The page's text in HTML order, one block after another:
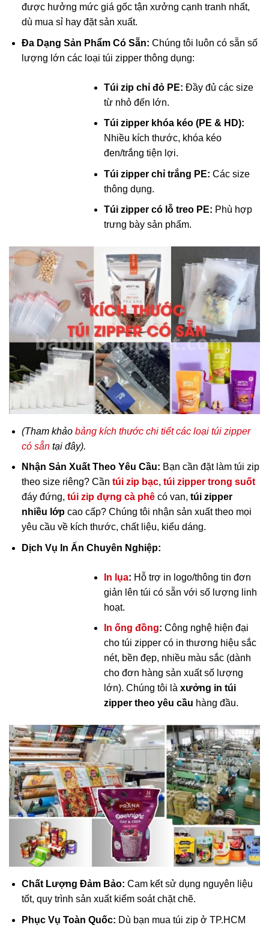
được hưởng mức giá gốc tận xưởng cạnh tranh nhất,
dù mua sỉ hay đặt sản xuất.
Đa Dạng Sản Phẩm Có Sẵn: Chúng tôi luôn có sẵn số
lượng lớn các loại túi zipper thông dụng:
Túi zip chỉ đỏ PE: Đầy đủ các size
từ nhỏ đến lớn.
Túi zipper khóa kéo (PE & HD):
Nhiều kích thước, khóa kéo
đen/trắng tiện lợi.
Túi zipper chỉ trắng PE: Các size
thông dụng.
Túi zipper có lỗ treo PE: Phù hợp
trưng bày sản phẩm.
(Tham khảo bảng kích thước chi tiết các loại túi zipper
có sẵntại đây).
Nhận Sản Xuất Theo Yêu Cầu: Bạn cần đặt làm túi zip
theo size riêng? Cần túi zip bạc, túi zipper trong suốt
đáy đứng, túi zip đựng cà phêcó van, túi zipper
nhiều lớpcao cấp? Chúng tôi nhận sản xuất theo mọi
yêu cầu về kích thước, chất liệu, kiểu dáng.
Dịch Vụ In Ấn Chuyên Nghiệp:
In lụa: Hỗ trợ in logo/thông tin đơn
giản lên túi có sẵn với số lượng linh
hoạt.
In ống đồng: Công nghệ hiện đại
cho túi zipper có in thương hiệu sắc
nét, bền đẹp, nhiều màu sắc (dành
cho đơn hàng sản xuất số lượng
lớn). Chúng tôi làxưởng in túi
zipper theo yêu cầu hàng đầu.
Chất Lượng Đảm Bảo: Cam kết sử dụng nguyên liệu
tốt, quy trình sản xuất kiểm soát chặt chẽ.
Phục Vụ Toàn Quốc: Dù bạn mua túi zip ở TP.HCM